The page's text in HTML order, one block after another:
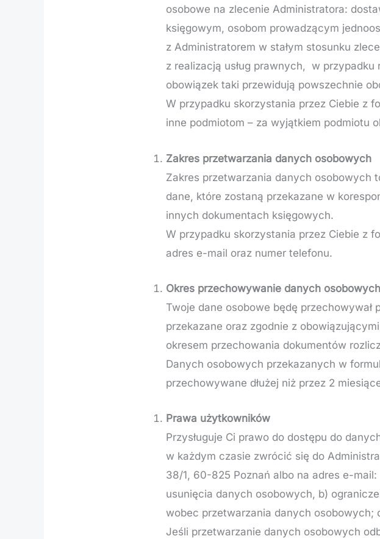
osobowe na zlecenie Administratora:
księgowym, osobom prowadzącym
z Administratorem w stałym stosunku
z realizacją usług prawnych, w przypadku
obowiązek taki przewidują powszechnie
W przypadku skorzystania przez Ciebie z
inne podmiotom – za wyjątkiem podmiotu
Zakres przetwarzania danych osobowych
Zakres przetwarzania danych osobowych
dane, które zostaną przekazane w
innych dokumentach księgowych.
W przypadku skorzystania przez Ciebie z
adres e-mail oraz numer telefonu.
Okres przechowywanie danych osobowych
Twoje dane osobowe będę przechowywał
przekazane oraz zgodnie z
okresem przechowania dokumentów
Danych osobowych przekazanych w
przechowywane dłużej niż przez 2
Prawa użytkowników
Przysługuje Ci prawo do dostępu do
w każdym czasie zwrócić się do
38/1, 60-825 Poznań albo na adres e-
usunięcia danych osobowych, b)
wobec przetwarzania danych osobowych;
Jeśli przetwarzanie danych osobowych